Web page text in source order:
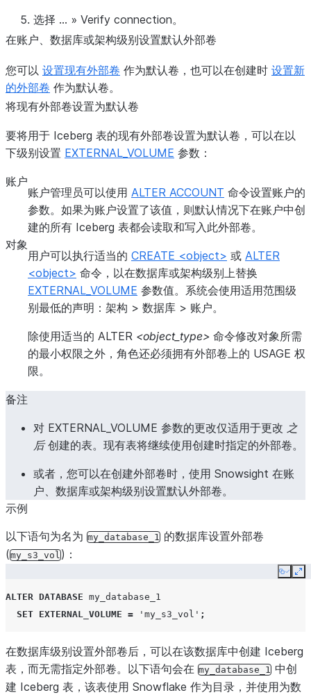
选择 ... » Verify connection。
在账户、数据库或架构级别设置默认外部卷
您可以 设置现有外部卷 作为默认卷，也可以在创建时 设置新
的外部卷 作为默认卷。
将现有外部卷设置为默认卷
要将用于 Iceberg 表的现有外部卷设置为默认卷，可以在以
下级别设置 EXTERNAL_VOLUME 参数：
账户
账户管理员可以使用 ALTER ACCOUNT 命令设置账户的
参数。如果为账户设置了该值，则默认情况下在账户中创
建的所有 Iceberg 表都会读取和写入此外部卷。
对象
用户可以执行适当的 CREATE <object> 或 ALTER
<object> 命令，以在数据库或架构级别上替换
EXTERNAL_VOLUME 参数值。系统会使用适用范围级
别最低的声明：架构 > 数据库 > 账户。
除使用适当的 ALTER <object_type> 命令修改对象所需
的最小权限之外，角色还必须拥有外部卷上的 USAGE 权
限。
备注
对 EXTERNAL_VOLUME 参数的更改仅适用于更改 之
后创建的表。现有表将继续使用创建时指定的外部卷。
或者，您可以在创建外部卷时，使用 Snowsight 在账
户、数据库或架构级别设置默认外部卷。
示例
以下语句为名为 my_database_1 的数据库设置外部卷
(my_s3_vol)：
Copy
ALTER DATABASE my_database_1
SET EXTERNAL_VOLUME = 'my_s3_vol' ;
在数据库级别设置外部卷后，可以在该数据库中创建 Iceberg
表，而无需指定外部卷。以下语句会在 my_database_1 中创
建 Iceberg 表，该表使用 Snowflake 作为目录，并使用为数